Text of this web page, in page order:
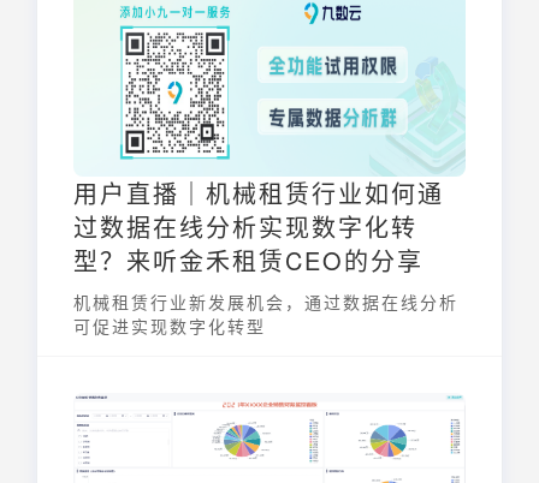
用户直播｜机械租赁行业如何通
过数据在线分析实现数字化转
型？来听金禾租赁CEO的分享
机械租赁行业新发展机会，通过数据在线分析
可促进实现数字化转型